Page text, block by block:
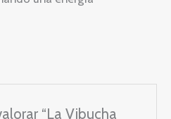
“La Vibucha